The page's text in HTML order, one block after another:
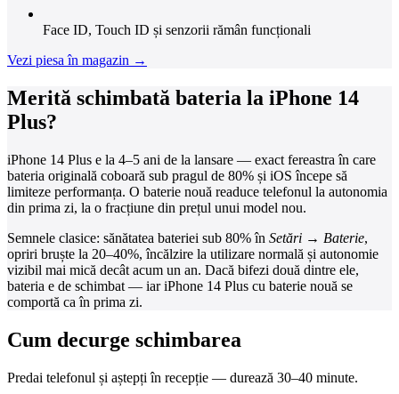
Face ID, Touch ID și senzorii rămân funcționali
Vezi piesa în magazin →
Merită schimbată bateria la iPhone 14
Plus?
iPhone 14 Plus e la 4–5 ani de la lansare — exact fereastra în care
bateria originală coboară sub pragul de 80% și iOS începe să
limiteze performanța. O baterie nouă readuce telefonul la autonomia
din prima zi, la o fracțiune din prețul unui model nou.
Semnele clasice: sănătatea bateriei sub 80% în Setări → Baterie,
opriri bruște la 20–40%, încălzire la utilizare normală și autonomie
vizibil mai mică decât acum un an. Dacă bifezi două dintre ele,
bateria e de schimbat — iar iPhone 14 Plus cu baterie nouă se
comportă ca în prima zi.
Cum decurge schimbarea
Predai telefonul și aștepți în recepție — durează 30–40 minute.